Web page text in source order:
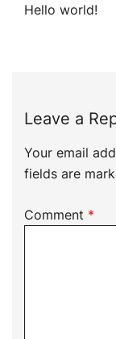
Hello world!
Leave a
Your email
fields are
Comment *